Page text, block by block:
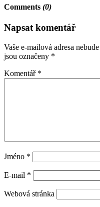
Comments (0)
Napsat komentář
Vaše e-mailová adresa
jsou označeny *
Komentář *
Jméno *
E-mail *
Webová stránka